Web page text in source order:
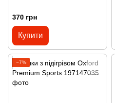
370 грн
Купити
−7%